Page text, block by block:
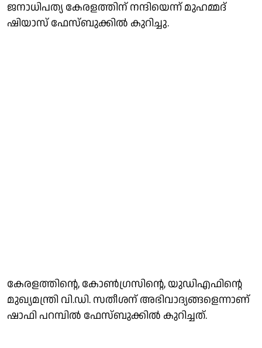
ജനാധിപത്യ കേരളത്തിന്‌ നന്ദിയെന്ന് മുഹമ്മദ്
ഷിയാസ് ഫേസ്ബുക്കിൽ കുറിച്ചു.
കേരളത്തിന്റെ, കോൺഗ്രസിന്റെ, യുഡിഎഫിന്റെ
മുഖ്യമന്ത്രി വി.ഡി. സതീശന് അഭിവാദ്യങ്ങളെന്നാണ്
ഷാഫി പറമ്പിൽ ഫേസ്ബുക്കിൽ കുറിച്ചത്.